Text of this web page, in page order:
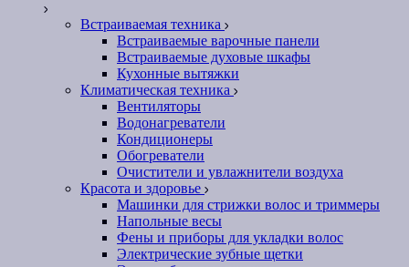
Встраиваемая техника
Встраиваемые варочные панели
Встраиваемые духовые шкафы
Кухонные вытяжки
Климатическая техника
Вентиляторы
Водонагреватели
Кондиционеры
Обогреватели
Очистители и увлажнители воздуха
Красота и здоровье
Машинки для стрижки волос и триммеры
Напольные весы
Фены и приборы для укладки волос
Электрические зубные щетки